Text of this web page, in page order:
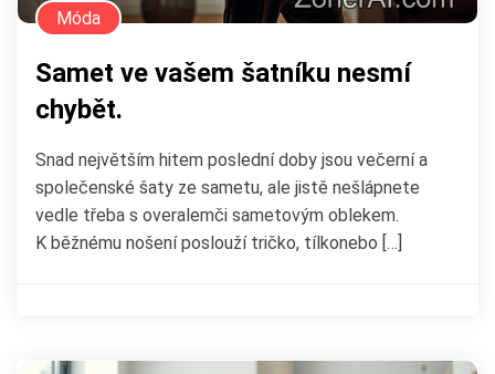
Móda
Samet ve vašem šatníku nesmí
chybět.
Snad největším hitem poslední doby jsou večerní a
společenské šaty ze sametu, ale jistě nešlápnete
vedle třeba s overalemči sametovým oblekem.
K běžnému nošení poslouží tričko, tílkonebo […]